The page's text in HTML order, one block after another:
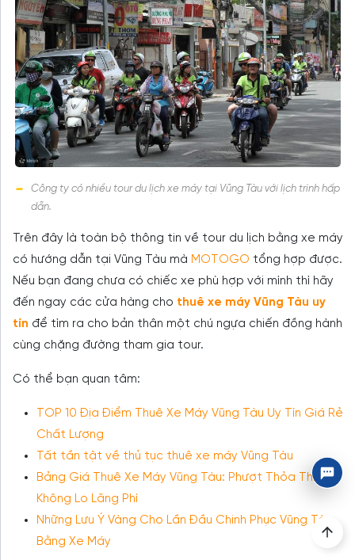
Công ty có nhiều tour du lịch xe máy tại Vũng Tàu với lịch trình hấp
dẫn.
Trên đây là toàn bộ thông tin về tour du lịch bằng xe máy
có hướng dẫn tại Vũng Tàu mà MOTOGO tổng hợp được.
Nếu bạn đang chưa có chiếc xe phù hợp với mình thì hãy
đến ngay các cửa hàng cho thuê xe máy Vũng Tàu uy
tín để tìm ra cho bản thân một chú ngựa chiến đồng hành
cùng chặng đường tham gia tour.
Có thể bạn quan tâm:
TOP 10 Địa Điểm Thuê Xe Máy Vũng Tàu Uy Tín Giá Rẻ
Chất Lượng
Tất tần tật về thủ tục thuê xe máy Vũng Tàu
Bảng Giá Thuê Xe Máy Vũng Tàu: Phượt Thỏa Thích
Không Lo Lãng Phí
Những Lưu Ý Vàng Cho Lần Đầu Chinh Phục Vũng Tàu
Bằng Xe Máy